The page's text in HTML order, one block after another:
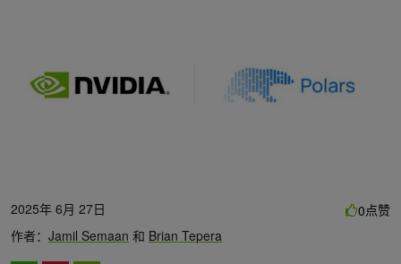
2025年 6月 27日
作者： Jamil Semaan 和 Brian Tepera
0点赞